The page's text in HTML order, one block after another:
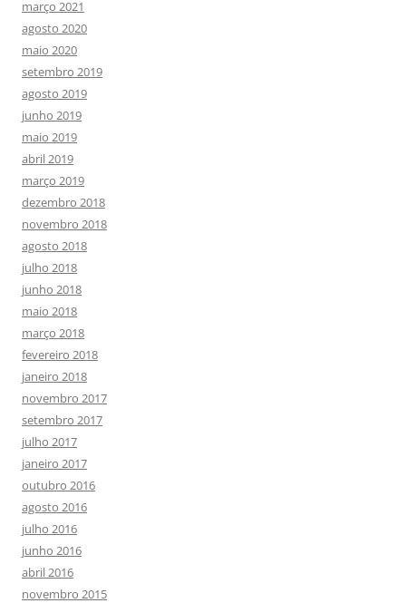
março 2021
agosto 2020
maio 2020
setembro 2019
agosto 2019
junho 2019
maio 2019
abril 2019
março 2019
dezembro 2018
novembro 2018
agosto 2018
julho 2018
junho 2018
maio 2018
março 2018
fevereiro 2018
janeiro 2018
novembro 2017
setembro 2017
julho 2017
janeiro 2017
outubro 2016
agosto 2016
julho 2016
junho 2016
abril 2016
novembro 2015